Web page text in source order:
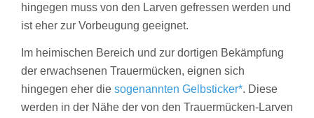
hingegen muss von den Larven gefressen werden und
ist eher zur Vorbeugung geeignet.
Im heimischen Bereich und zur dortigen Bekämpfung
der erwachsenen Trauermücken, eignen sich
hingegen eher die sogenannten Gelbsticker*. Diese
werden in der Nähe der von den Trauermücken-Larven